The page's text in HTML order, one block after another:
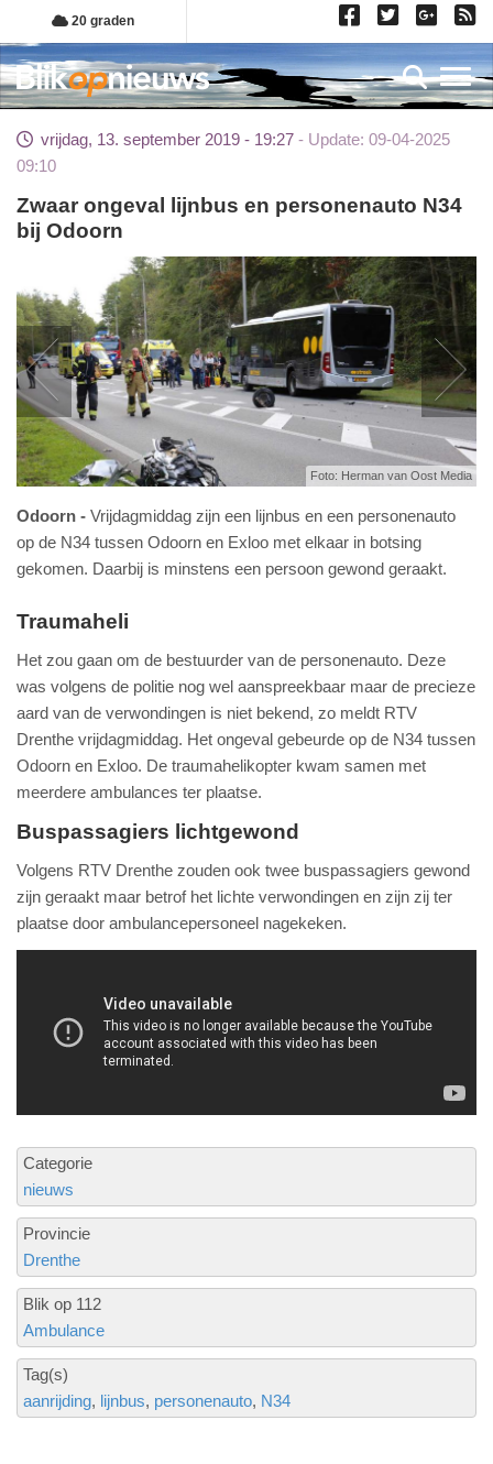
Overslaan
en
naar
de
gaan
20 graden
vrijdag, 13. september 2019 - 19:27
Update: 09-04-2025
09:10
Zwaar ongeval lijnbus en personenauto N34
bij Odoorn
Foto: Herman van Oost Media
Odoorn
Vrijdagmiddag zijn een lijnbus en een personenauto
op de N34 tussen Odoorn en Exloo met elkaar in botsing
gekomen. Daarbij is minstens een persoon gewond geraakt.
Traumaheli
Het zou gaan om de bestuurder van de personenauto. Deze
was volgens de politie nog wel aanspreekbaar maar de precieze
aard van de verwondingen is niet bekend, zo meldt RTV
Drenthe vrijdagmiddag. Het ongeval gebeurde op de N34 tussen
Odoorn en Exloo. De traumahelikopter kwam samen met
meerdere ambulances ter plaatse.
Buspassagiers lichtgewond
Volgens RTV Drenthe zouden ook twee buspassagiers gewond
zijn geraakt maar betrof het lichte verwondingen en zijn zij ter
plaatse door ambulancepersoneel nagekeken.
Categorie
nieuws
Provincie
Drenthe
Blik op 112
Ambulance
Tag(s)
aanrijding lijnbus personenauto N34